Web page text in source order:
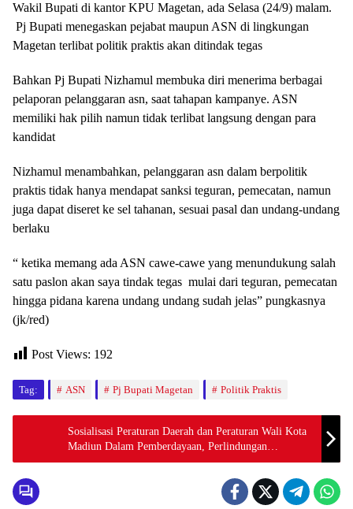
Wakil Bupati di kantor KPU Magetan, ada Selasa (24/9) malam.
Pj Bupati menegaskan pejabat maupun ASN di lingkungan
Magetan terlibat politik praktis akan ditindak tegas
Bahkan Pj Bupati Nizhamul membuka diri menerima berbagai
pelaporan pelanggaran asn, saat tahapan kampanye. ASN
memiliki hak pilih namun tidak terlibat langsung dengan para
kandidat
Nizhamul menambahkan, pelanggaran asn dalam berpolitik
praktis tidak hanya mendapat sanksi teguran, pemecatan, namun
juga dapat diseret ke sel tahanan, sesuai pasal dan undang-undang
berlaku
“ ketika memang ada ASN cawe-cawe yang menundukung salah
satu paslon akan saya tindak tegas mulai dari teguran, pemecatan
hingga pidana karena undang undang sudah jelas” pungkasnya
(jk/red)
Post Views: 192
Tag: ASN Pj Bupati Magetan Politik Praktis
Sosialisasi Peraturan Daerah dan Peraturan Wali Kota
Madiun Dalam Pemberdayaan, Perlindungan
Perempuan Dan Anak